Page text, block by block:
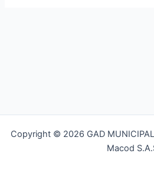
Copyright © 2026 GAD
Macod